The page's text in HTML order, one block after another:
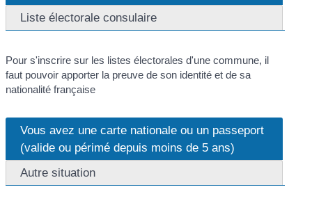
Liste électorale consulaire
Pour s'inscrire sur les listes électorales d'une commune, il
faut pouvoir apporter la preuve de son identité et de sa
nationalité française
Vous avez une carte nationale ou un passeport
(valide ou périmé depuis moins de 5 ans)
Autre situation